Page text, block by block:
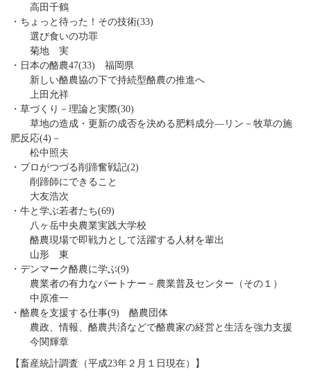
高田千鶴
・ちょっと待った！その技術(33)
選び食いの功罪
菊地 実
・日本の酪農47(33) 福岡県
新しい酪農協の下で持続型酪農の推進へ
上田允祥
・草づくり－理論と実際(30)
草地の造成・更新の成否を決める肥料成分―リン－牧草の施
肥反応(4)－
松中照夫
・プロがつづる削蹄奮戦記(2)
削蹄師にできること
大友浩次
・牛と学ぶ若者たち(69)
八ヶ岳中央農業実践大学校
酪農現場で即戦力として活躍する人材を輩出
山形 東
・デンマーク酪農に学ぶ(9)
農業者の有力なパートナー－農業普及センター（その１）
中原准一
・酪農を支援する仕事(9) 酪農団体
農政、情報、酪農共済などで酪農家の経営と生活を強力支援
今関輝章
【畜産統計調査（平成23年２月１日現在）】